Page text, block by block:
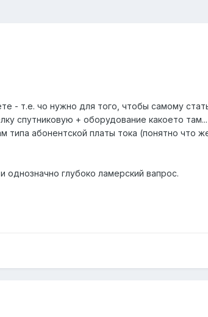
- т.е. чо нужно для того, чтобы самому
спутниковую + оборудование какоето
типа абонентской платы тока (понятно что
глубоко ламерский вапрос.